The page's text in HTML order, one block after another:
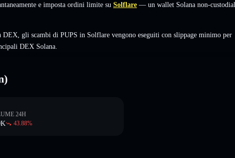
e imposta ordini limite su Solflare — un wallet Solana non-custodial
gli scambi di PUPS in Solflare vengono eseguiti con slippage minimo per
DEX Solana.
24H
43.88%